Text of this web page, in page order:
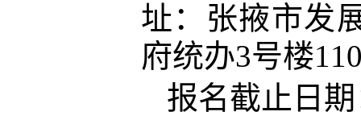
址：张掖市发
府统办3号楼
报名截止日